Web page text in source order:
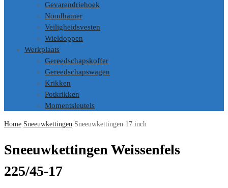
Gevarendriehoek
Noodhamer
Veiligheidsvesten
Wieldoppen
Werkplaats
Gereedschapskoffer
Gereedschapswagen
Krikken
Potkrikken
Momentsleutels
Home Sneeuwkettingen Sneeuwkettingen 17 inch
Sneeuwkettingen Weissenfels
225/45-17